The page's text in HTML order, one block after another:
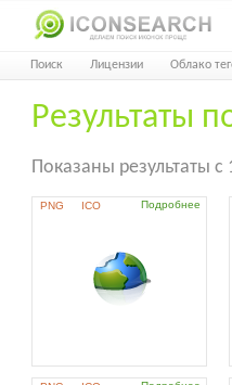
Поиск Лицензии Облако
Результаты
Показаны результаты
PNG ICO Подробнее